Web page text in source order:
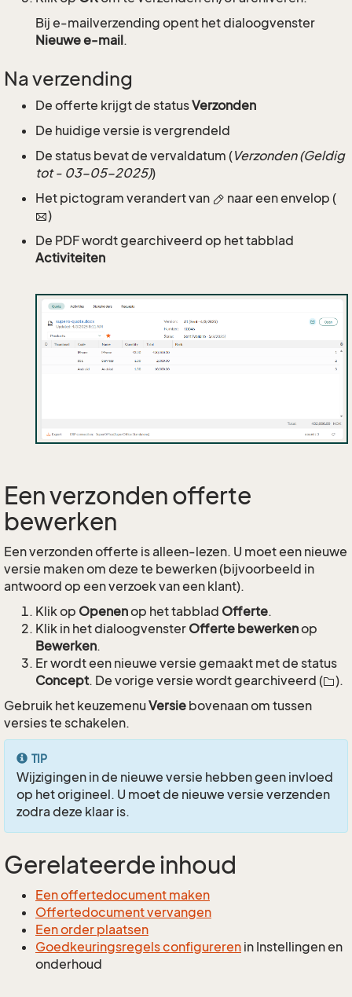
Bij e-mailverzending opent het dialoogvenster
Nieuwe e-mail.
Na verzending
De offerte krijgt de statusVerzonden
De huidige versie is vergrendeld
De status bevat de vervaldatum (Verzonden (Geldig
tot - 03-05-2025))
Het pictogram verandert van
naar een envelop (
)
De PDF wordt gearchiveerd op het tabblad
Activiteiten
Een verzonden offerte
bewerken
Een verzonden offerte is alleen-lezen. U moet een nieuwe
versie maken om deze te bewerken (bijvoorbeeld in
antwoord op een verzoek van een klant).
Klik op Openenop het tabblad Offerte.
Klik in het dialoogvenster Offerte bewerkenop
Bewerken.
Er wordt een nieuwe versie gemaakt met de status
Concept. De vorige versie wordt gearchiveerd (
).
Gebruik het keuzemenuVersie bovenaan om tussen
versies te schakelen.
TIP
Wijzigingen in de nieuwe versie hebben geen invloed
op het origineel. U moet de nieuwe versie verzenden
zodra deze klaar is.
Gerelateerde inhoud
Een offertedocument maken
Offertedocument vervangen
Een order plaatsen
Goedkeuringsregels configureren in Instellingen en
onderhoud